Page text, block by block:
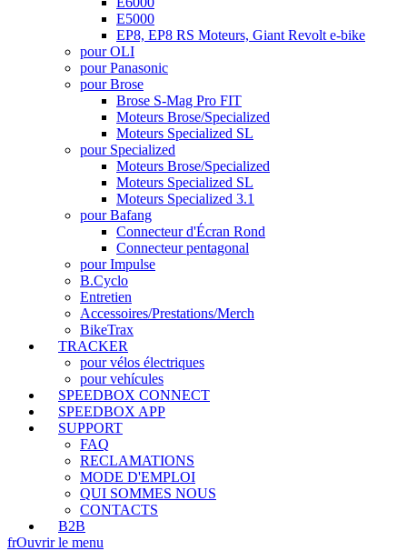
E5000
EP8, EP8 RS Moteurs, Giant Revolt e-bike
pour OLI
pour Panasonic
pour Brose
Brose S-Mag Pro FIT
Moteurs Brose/Specialized
Moteurs Specialized SL
pour Specialized
Moteurs Brose/Specialized
Moteurs Specialized SL
Moteurs Specialized 3.1
pour Bafang
Connecteur d'Écran Rond
Connecteur pentagonal
pour Impulse
B.Cyclo
Entretien
Accessoires/Prestations/Merch
BikeTrax
TRACKER
pour vélos électriques
pour vehícules
SPEEDBOX CONNECT
SPEEDBOX APP
SUPPORT
FAQ
RECLAMATIONS
MODE D'EMPLOI
QUI SOMMES NOUS
CONTACTS
B2B
frOuvrir le menu